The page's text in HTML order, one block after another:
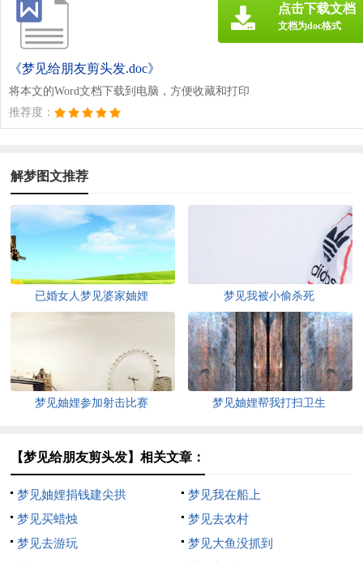
《梦见给朋友剪头发.doc》
将本文的Word文档下载到电脑，方便收藏和打印
推荐度：
点击下载文档
文档为doc格式
解梦图文推荐
已婚女人梦见婆家妯娌 梦见我被小偷杀死
梦见妯娌参加射击比赛 梦见妯娌帮我打扫卫生
【梦见给朋友剪头发】相关文章：
梦见妯娌捐钱建尖拱
梦见我在船上
梦见买蜡烛
梦见去农村
梦见去游玩
梦见大鱼没抓到